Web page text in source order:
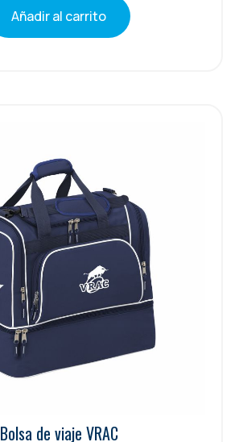
Añadir al carrito
Bolsa de viaje VRAC